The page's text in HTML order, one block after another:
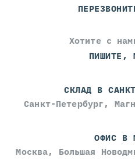
Хотите с
ПИШИТЕ,
СКЛАД В
Санкт-Петербург,
ОФИС В
Москва, Большая